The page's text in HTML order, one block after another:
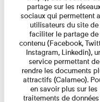
- Où
Lecture
Marie-Hélène
? Lecture par
partage sur les
sociaux qui permettent
utilisateurs du site de
faciliter le partage de
contenu (Facebook,
Instagram, Linkedin),
service permettant de
rendre les documents
attractifs (Calameo).
en savoir plus sur les
traitements de données